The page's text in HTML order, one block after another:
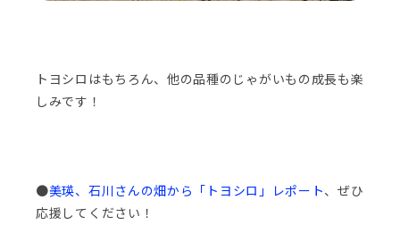
トヨシロはもちろん、他の品種のじゃがいもの成長も楽
しみです！
●美瑛、石川さんの畑から「トヨシロ」レポート、ぜひ
応援してください！